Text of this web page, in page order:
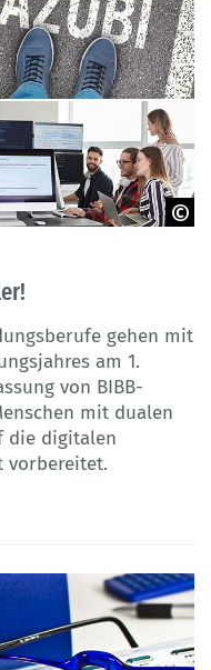
rechts: bluedesign –
Stock
gehen mit
am 1.
von BIBB-
mit dualen
die digitalen
vorbereitet.